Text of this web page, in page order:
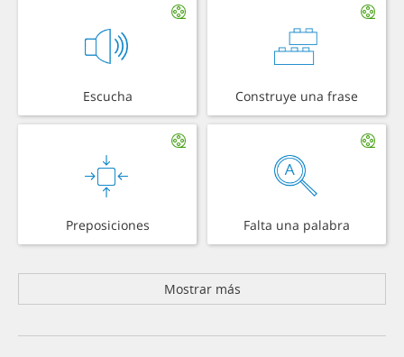
Escucha Construye una frase
Preposiciones Falta una palabra
Mostrar más